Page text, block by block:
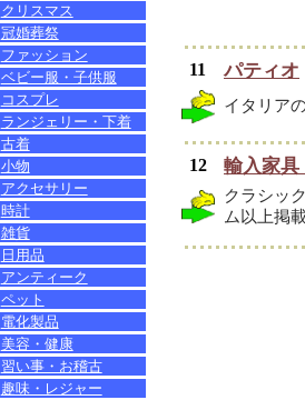
クリスマス
冠婚葬祭
ファッション
ベビー服・子供服
コスプレ
ランジェリー・下着
古着
小物
アクセサリー
時計
雑貨
日用品
アンティーク
ペット
電化製品
美容・健康
習い事・お稽古
趣味・レジャー
11 パティオ
イタリア
12 輸入家具
クラシッ
ム以上掲